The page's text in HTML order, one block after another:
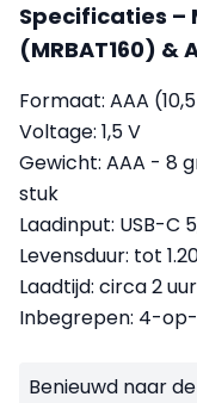
Specificaties –
(MRBAT160) &
Formaat: AAA
Voltage: 1,5 V
Gewicht: AAA - 8
stuk
Laadinput: USB-C
Levensduur: tot
Laadtijd: circa 2 uur
Inbegrepen: 4-
Benieuwd naar